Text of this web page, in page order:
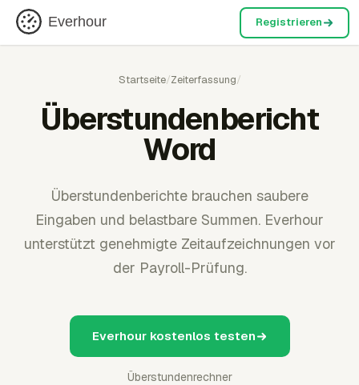
Everhour Registrieren
Startseite/Zeiterfassung/
Überstundenbericht
Word
Überstundenberichte brauchen saubere
Eingaben und belastbare Summen. Everhour
unterstützt genehmigte Zeitaufzeichnungen vor
der Payroll-Prüfung.
Everhour kostenlos testen
Überstundenrechner